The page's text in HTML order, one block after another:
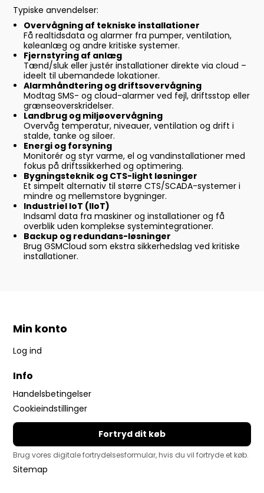
Typiske anvendelser:
Overvågning af tekniske installationer
Få realtidsdata og alarmer fra pumper, ventilation,
køleanlæg og andre kritiske systemer.
Fjernstyring af anlæg
Tænd/sluk eller justér installationer direkte via cloud –
ideelt til ubemandede lokationer.
Alarmhåndtering og driftsovervågning
Modtag SMS- og cloud-alarmer ved fejl, driftsstop eller
grænseoverskridelser.
Landbrug og miljøovervågning
Overvåg temperatur, niveauer, ventilation og drift i
stalde, tanke og siloer.
Energi og forsyning
Monitorér og styr varme, el og vandinstallationer med
fokus på driftssikkerhed og optimering.
Bygningsteknik og CTS-light løsninger
Et simpelt alternativ til større CTS/SCADA-systemer i
mindre og mellemstore bygninger.
Industriel IoT (IIoT)
Indsaml data fra maskiner og installationer og få
overblik uden komplekse systemintegrationer.
Backup og redundans-løsninger
Brug GSMCloud som ekstra sikkerhedslag ved kritiske
installationer.
Min konto
Log ind
Info
Handelsbetingelser
Cookieindstillinger
Fortryd dit køb
Brug vores digitale fortrydelsesformular, hvis du vil fortryde et køb.
Sitemap